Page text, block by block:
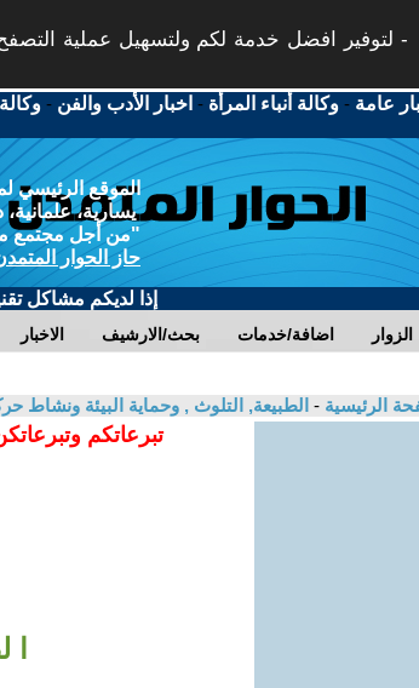
لتوفير افضل خدمة لكم ولتسهيل عملية
عامة -وكالة أنباء المرأة - اخبار الأدب والفن -
الموقع الرئيسي
يسارية،
"من أجل مجتمع
حاز الحوار
إذا لديكم مشاكل
الاخبار بحث/الارشيف اضافة/خدمات الزوار
الرئيسية - الطبيعة, التلوث , وحماية البيئة ونشاط
تبرعاتكم